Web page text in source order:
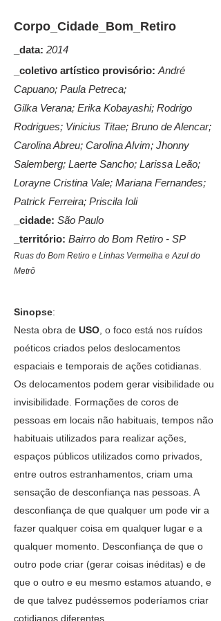
Corpo_Cidade_Bom_Retiro
_data: 2014
_coletivo artístico provisório: André
Capuano; Paula Petreca;
Gilka Verana; Erika Kobayashi; Rodrigo
Rodrigues; Vinicius Titae; Bruno de Alencar;
Carolina Abreu; Carolina Alvim; Jhonny
Salemberg; Laerte Sancho; Larissa Leão;
Lorayne Cristina Vale; Mariana Fernandes;
Patrick Ferreira; Priscila Ioli
_cidade: São Paulo
_território: Bairro do Bom Retiro - SP
Ruas do Bom Retiro e Linhas Vermelha e Azul do
Metrô
Sinopse:
Nesta obra de USO , o foco está nos ruídos
poéticos criados pelos deslocamentos
espaciais e temporais de ações cotidianas.
Os delocamentos podem gerar visibilidade ou
invisibilidade. Formações de coros de
pessoas em locais não habituais, tempos não
habituais utilizados para realizar ações,
espaços públicos utilizados como privados,
entre outros estranhamentos, criam uma
sensação de desconfiança nas pessoas. A
desconfiança de que qualquer um pode vir a
fazer qualquer coisa em qualquer lugar e a
qualquer momento. Desconfiança de que o
outro pode criar (gerar coisas inéditas) e de
que o outro e eu mesmo estamos atuando, e
de que talvez pudéssemos poderíamos criar
cotidianos diferentes.